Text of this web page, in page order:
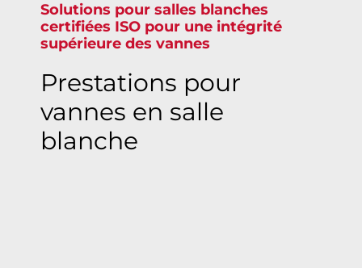
Solutions pour salles blanches
certifiées ISO pour une intégrité
supérieure des vannes
Prestations pour
vannes en salle
blanche